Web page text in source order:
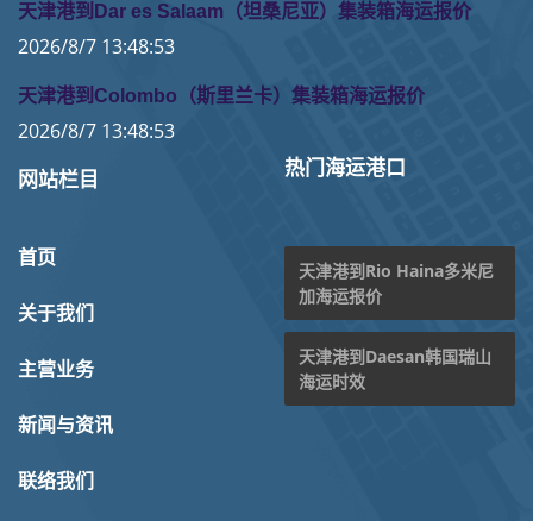
天津港到Dar es Salaam（坦桑尼亚）集装箱海运报价
2026/8/7 13:48:53
天津港到Colombo（斯里兰卡）集装箱海运报价
2026/8/7 13:48:53
网站栏目
首页
关于我们
主营业务
新闻与资讯
联络我们
热门海运港口
天津港到Rio Haina多米尼
加海运报价
天津港到Daesan韩国瑞山
海运时效